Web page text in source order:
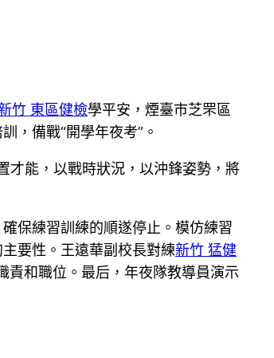
竹 東區健檢學平安，煙臺市芝罘區
，備戰“開學年夜考”。
才能，以戰時狀況，以沖鋒姿勢，將
保練習訓練的順遂停止。模仿練習
主要性。王遠華副校長對練新竹 猛健
責和職位。最后，年夜隊教導員演示